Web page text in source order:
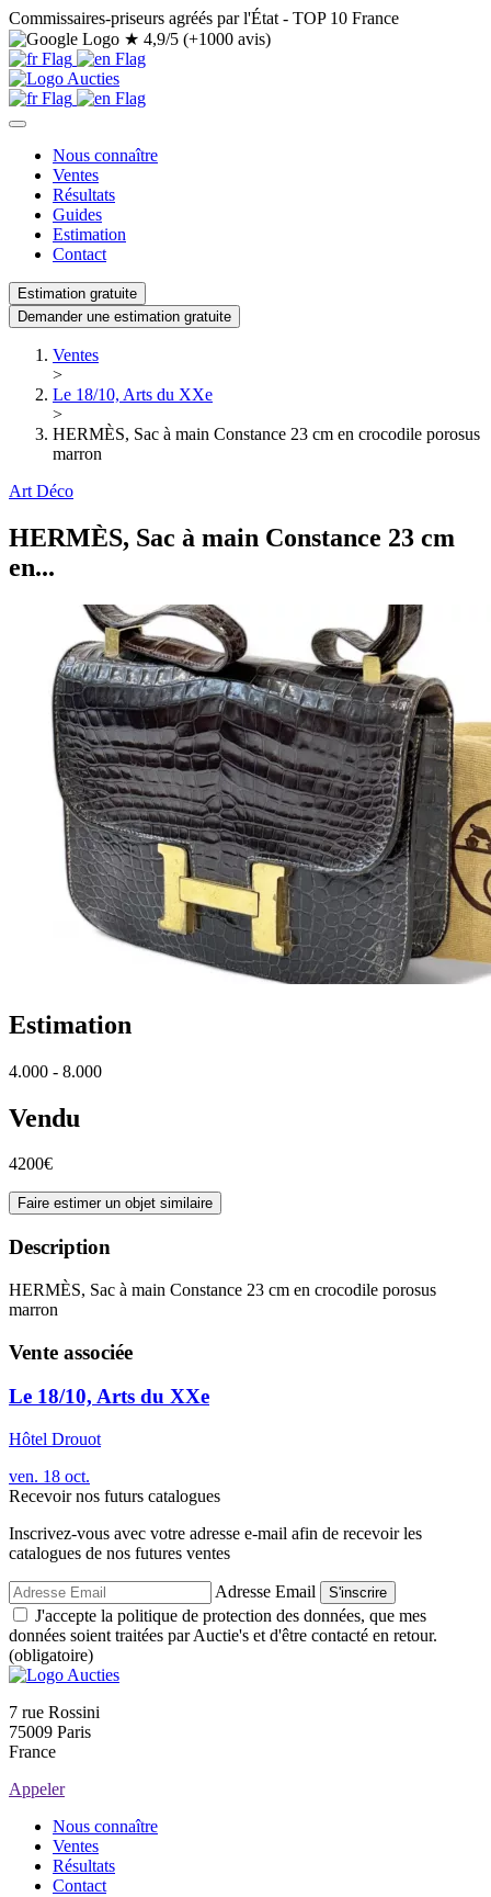
Commissaires-priseurs agréés par l'État - TOP 10 France
★ 4,9/5 (+1000 avis)
Nous connaître
Ventes
Résultats
Guides
Estimation
Contact
Estimation gratuite
Demander une estimation gratuite
Ventes
>
Le 18/10, Arts du XXe
>
HERMÈS, Sac à main Constance 23 cm en crocodile porosus
marron
Art Déco
HERMÈS, Sac à main Constance 23 cm
en...
Estimation
4.000 - 8.000
Vendu
4200€
Faire estimer un objet similaire
Description
HERMÈS, Sac à main Constance 23 cm en crocodile porosus
marron
Vente associée
Le 18/10, Arts du XXe
Hôtel Drouot
ven. 18 oct.
Recevoir nos futurs catalogues
Inscrivez-vous avec votre adresse e-mail afin de recevoir les
catalogues de nos futures ventes
Adresse Email S'inscrire
J'accepte la politique de protection des données, que mes
données soient traitées par Auctie's et d'être contacté en retour.
(obligatoire)
7 rue Rossini
75009 Paris
France
Appeler
Nous connaître
Ventes
Résultats
Contact